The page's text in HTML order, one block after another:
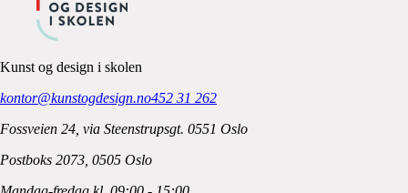
Kunst og design i skolen
kontor@kunstogdesign.no452 31 262
Fossveien 24, via Steenstrupsgt. 0551 Oslo
Postboks 2073, 0505 Oslo